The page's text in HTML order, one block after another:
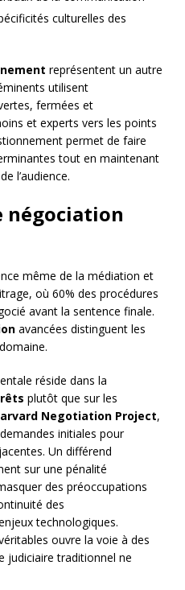
culturelles des
représentent un autre
utilisent
fermées et
et experts vers les points
permet de faire
tout en maintenant
l’audience.
négociation
même de la médiation et
où 60% des procédures
avant la sentence finale.
avancées distinguent les
réside dans la
plutôt que sur les
Negotiation Project,
initiales pour
Un différend
sur une pénalité
des préoccupations
des
technologiques.
ouvre la voie à des
judiciaire traditionnel ne